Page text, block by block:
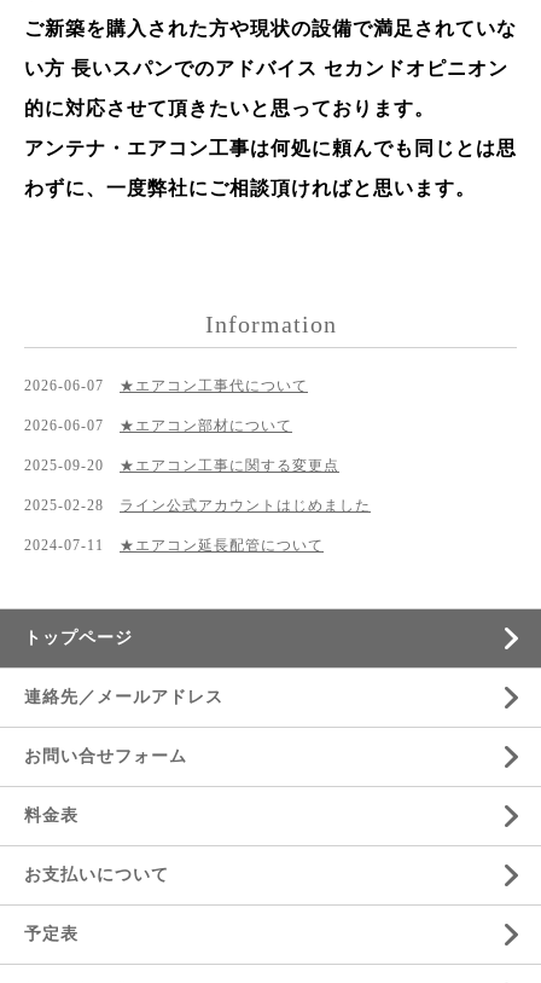
ご新築を購入された方や現状の設備で満足されていな
い方 長いスパンでのアドバイス セカンドオピニオン
的に対応させて頂きたいと思っております。
アンテナ・エアコン工事は何処に頼んでも同じとは思
わずに、 一度弊社にご相談頂ければと思います。
Information
2026-06-07 ★エアコン工事代について
2026-06-07 ★エアコン部材について
2025-09-20 ★エアコン工事に関する変更点
2025-02-28 ライン公式アカウントはじめました
2024-07-11 ★エアコン延長配管について
トップページ
連絡先／メールアドレス
お問い合せフォーム
料金表
お支払いについて
予定表